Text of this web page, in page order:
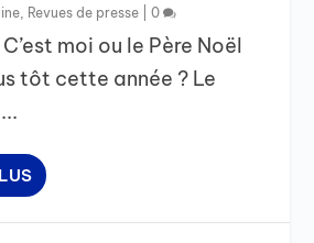
, Revues de presse |0
moi ou le Père Noël
tôt cette année ? Le